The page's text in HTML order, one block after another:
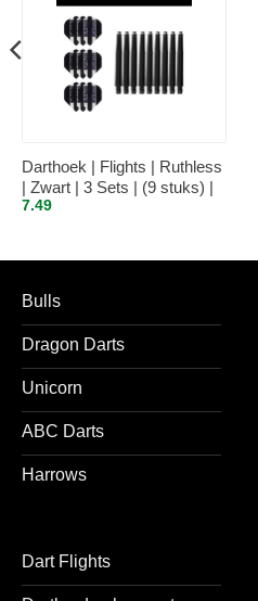
Darthoek | Flights | Ruthless
| Zwart | 3 Sets | (9 stuks) |
Medium shafts | 3 Sets | (9
7.49
Bulls
Dragon Darts
Unicorn
ABC Darts
Harrows
Dart Flights